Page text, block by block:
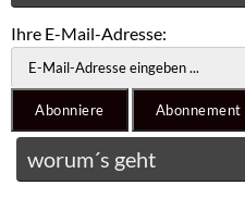
Ihre E-Mail-Adresse:
worum´s geht